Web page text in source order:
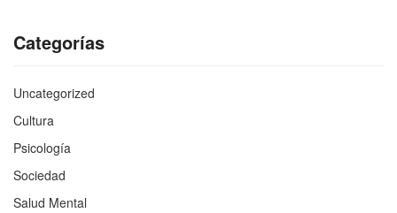
Categorías
Uncategorized
Cultura
Psicología
Sociedad
Salud Mental